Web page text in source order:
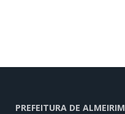
PREFEITURA DE ALMEIRIM